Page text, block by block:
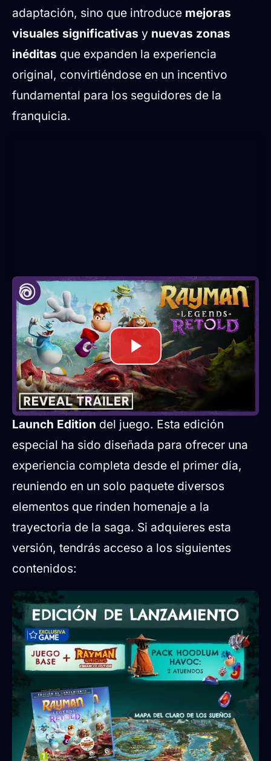
adaptación, sino que introduce mejoras
visuales significativas y nuevas zonas
inéditas que expanden la experiencia
original, convirtiéndose en un incentivo
fundamental para los seguidores de la
franquicia.
Contenido detallado de la Launch
Edition exclusiva de GAME
Para conmemorar este esperado retorno, la
cadena de tiendasGAMEha anunciado que
distribuirá de forma exclusiva la denominada
Launch Edition del juego. Esta edición
especial ha sido diseñada para ofrecer una
experiencia completa desde el primer día,
reuniendo en un solo paquete diversos
elementos que rinden homenaje a la
trayectoria de la saga. Si adquieres esta
versión, tendrás acceso a los siguientes
contenidos: